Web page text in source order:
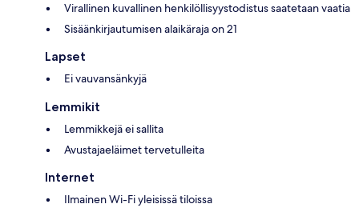
Virallinen kuvallinen henkilöllisyystodistus saatetaan vaatia
Sisäänkirjautumisen alaikäraja on 21
Lapset
Ei vauvansänkyjä
Lemmikit
Lemmikkejä ei sallita
Avustajaeläimet tervetulleita
Internet
Ilmainen Wi-Fi yleisissä tiloissa